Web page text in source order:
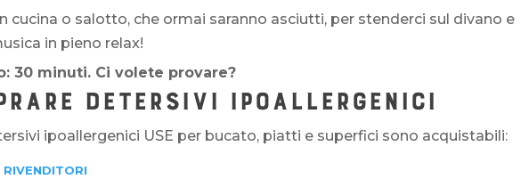
cucina o salotto, che ormai saranno asciutti, per stenderci sul divano e
in pieno relax!
30 minuti. Ci volete provare?
DETERSIVI IPOALLERGENICI
ipoallergenici USE per bucato, piatti e superfici sono acquistabili:
RIVENDITORI